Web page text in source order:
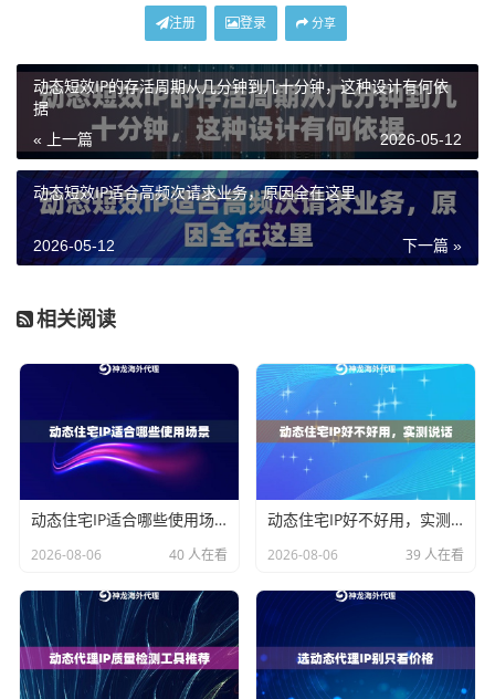
如果你的采集任务是每隔几分钟就要刷新一次几百个SK
U的价格，固定IP根本撑不住这个频率。而国外动态IP的
核心价值，就是让每一次请求看起来都来自不同的真实
用户，从而分散风控压力，让数据采集能持续跑下去。
另外，电商平台对价格的展示本来就有地域差异——同
一款商品，在不同国家看到的售价可能完全不同。如果
你只用一个固定地区的IP去抓数据，拿到的未必是你真
下面这张表列了几种常见的竞品价格监控场景，以及对I
P的不同需求：
访问频率
对IP地区
的要求
典型痛点
跨境电商SK
高频（每小
时多次）
目标销售
被封IP、返
回异常价格
海外比价平
台数据采集
中高频 多国轮换
触发验证
竞品促销活
动监控
低频但持续 特定国家
数据不完
整、漏采
注册 登录 分享
动态短效IP的存活周期从几分钟到几十分钟，这种设计有何依
据
« 上一篇 2026-05-12
动态短效IP适合高频次请求业务，原因全在这里
下一篇 »
2026-05-12
相关阅读
动态住宅IP适合哪些使用场景
2026-08-06 40 人在看
动态住宅IP好不好用，实测说话
2026-08-06 39 人在看